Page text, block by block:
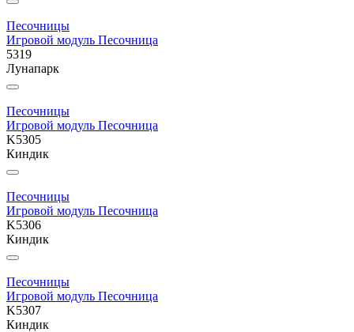
Песочницы
Игровой модуль Песочница
5319
Лунапарк
Песочницы
Игровой модуль Песочница
K5305
Киндик
Песочницы
Игровой модуль Песочница
K5306
Киндик
Песочницы
Игровой модуль Песочница
K5307
Киндик